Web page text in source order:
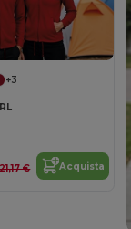
+3
21,17 € Acquista